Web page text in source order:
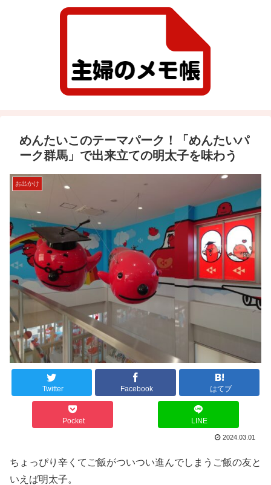
めんたいこのテーマパーク！「めんたいパ
ーク群馬」で出来立ての明太子を味わう
お出かけ
Twitter Facebook はてブ
Pocket LINE
2024.03.01
ちょっぴり辛くてご飯がついつい進んでしまうご飯の友と
いえば明太子。